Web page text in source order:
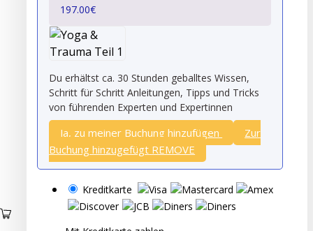
197.00€
Du erhältst ca. 30 Stunden geballtes Wissen,
Schritt für Schritt Anleitungen, Tipps und Tricks
von führenden Experten und Expertinnen
Ja, zu meiner Buchung hinzufügen
Zur
Buchung hinzugefügt REMOVE
Kreditkarte